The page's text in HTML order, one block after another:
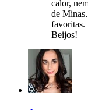
calor,
de
favoritas.
Beijos!